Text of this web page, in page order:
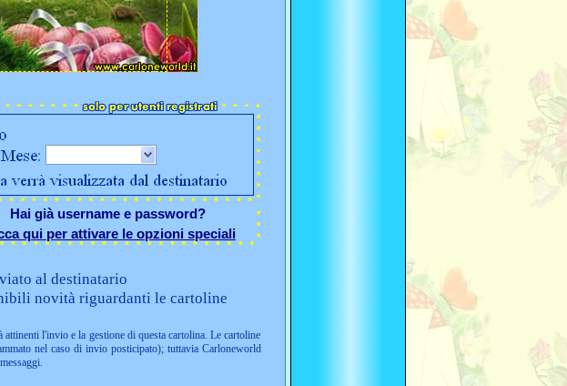
Hai già username e password?
qui per attivare le opzioni speciali
al destinatario
novità riguardanti le cartoline
l'invio e la gestione di questa cartolina. Le cartoline
nel caso di invio posticipato); tuttavia Carloneworld